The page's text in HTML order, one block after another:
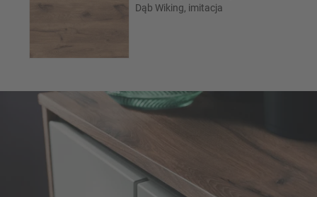
Dąb Wiking, imitacja